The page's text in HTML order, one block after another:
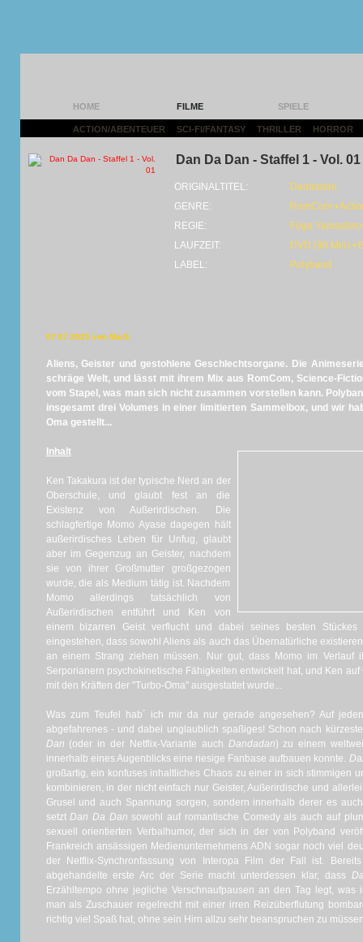
HOME FILME SPIELE
ACTION/ABENTEUER SCI-FI/FANTASY THRILLER HORROR
Dan Da Dan - Staffel 1 - Vol. 01
ORIGINALTITEL:
Dandadan
GENRE:
RomCom •
REGIE:
Fūga Yamashiro
LAUFZEIT:
DVD (96 Min) •
LABEL:
Polyband
07.07.2025 von MarS
Aliens, Geister und gestohlene Geschlechtsorgane. Die
schräge Welt, und lässt mit ihrem Mix aus RomCom, Science-
vom Stapel, was man sich nicht zusammen vorstellen kann.
insgesamt drei Volumes in einer limitierten Sammelbox, und wir
Oma gestellt...
Inhalt
Ken Takakura ist der typische Nerd an der
Oberschule, und glaubt fest an die
Existenz von Außerirdischen. Die
schlagfertige Momo Ayase dagegen hält
außerirdisches Leben für Unfug, glaubt
aber im Gegenzug an Geister, nachdem
sie von ihrer Großmutter großgezogen
wurde, die als Medium tätig ist. Nachdem
Momo allerdings tatsächlich von
Außerirdischen entführt und Ken von
einem bizarren Geist verflucht und dabei seines besten
eingestehen, dass sowohl Aliens als auch das Übernatürliche
an einem Strang ziehen müssen. Nur gut, dass Momo im Verlauf
Serporianern psychokinetische Fähigkeiten entwickelt hat, und Ken
mit den Kräften der "Turbo-Oma" ausgestattet wurde...
Was zum Teufel hab´ ich mir da nur gerade angesehen? Auf
abgefahrenes - und dabei unglaublich spaßiges! Schon nach
Dan (oder in der Netflix-Variante auch Dandadan) zu einem
innerhalb eines Augenblicks eine riesige Fanbase aufbauen konnte.
großartig, ein konfuses inhaltliches Chaos zu einer in sich stimmigen
kombinieren, in der nicht einfach nur Geister, Außerirdische und
Grusel und auch Spannung sorgen, sondern innerhalb derer es
setztDan Da Dan sowohl auf romantische Comedy als auch auf
sexuell orientierten Verbalhumor, der sich in der von Polyband
Frankreich ansässigen Medienunternehmens ADN sogar noch viel
der Netflix-Synchronfassung von Interopa Film der Fall ist.
abgehandelte erste Arc der Serie macht unterdessen klar, dass
Erzähltempo ohne jegliche Verschnaufpausen an den Tag legt, was
man als Zuschauer regelrecht mit einer irren Reizüberflutung
richtig viel Spaß hat, ohne sein Hirn allzu sehr beanspruchen zu